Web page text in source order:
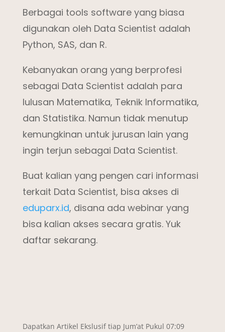
Berbagai tools software yang biasa
digunakan oleh Data Scientist adalah
Python, SAS, dan R.
Kebanyakan orang yang berprofesi
sebagai Data Scientist adalah para
lulusan Matematika, Teknik Informatika,
dan Statistika. Namun tidak menutup
kemungkinan untuk jurusan lain yang
ingin terjun sebagai Data Scientist.
Buat kalian yang pengen cari informasi
terkait Data Scientist, bisa akses di
eduparx.id, disana ada webinar yang
bisa kalian akses secara gratis. Yuk
daftar sekarang.
Dapatkan Artikel Ekslusif tiap Jum’at Pukul 07:09